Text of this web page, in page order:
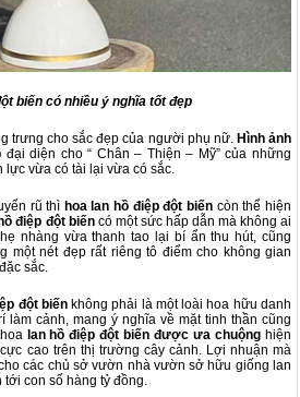
biến có nhiều ý nghĩa tốt đẹp
trưng cho sắc đẹp của người phụ nữ. Hình ảnh
đại diện cho “ Chân – Thiện – Mỹ” của những
vừa có tài lại vừa có sắc.
rũ thì hoa lan hồ điệp đột biến còn thể hiện
điệp đột biến có một sức hấp dẫn mà không ai
nhàng vừa thanh tao lại bí ẩn thu hút, cũng
một nét đẹp rất riêng tô điểm cho không gian
sắc.
đột biến không phải là một loài hoa hữu danh
làm cảnh, mang ý nghĩa về mặt tinh thần cũng
lan hồ điệp đột biến được ưa chuộng hiện
cao trên thị trường cây cảnh. Lợi nhuận mà
các chủ sở vườn nhà vườn sở hữu giống lan
tới con số hàng tỷ đồng.